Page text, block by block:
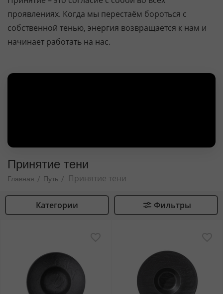
проявлениях. Когда мы перестаём бороться с
собственной тенью, энергия возвращается к нам и
начинает работать на нас.
Принятие тени
Главная / Путь / Принятие тени
Категории Фильтры